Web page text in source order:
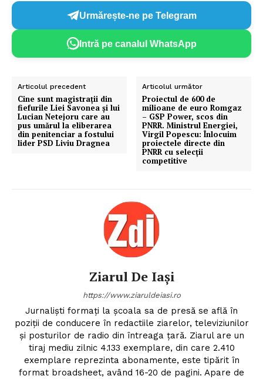
Urmărește-ne pe Telegram
Intră pe canalul WhatsApp
Articolul precedent
Cine sunt magistraţii din
fiefurile Liei Savonea şi lui
Lucian Netejoru care au
pus umărul la eliberarea
din penitenciar a fostului
lider PSD Liviu Dragnea
Articolul următor
Proiectul de 600 de
milioane de euro Romgaz
– GSP Power, scos din
PNRR. Ministrul Energiei,
Virgil Popescu: Înlocuim
proiectele directe din
PNRR cu selecții
competitive
Ziarul De Iași
https://www.ziaruldeiasi.ro
Jurnalişti formaţi la şcoala sa de presă se află în
poziţii de conducere în redactiile ziarelor, televiziunilor
şi posturilor de radio din întreaga ţară. Ziarul are un
tiraj mediu zilnic 4.133 exemplare, din care 2.410
exemplare reprezinta abonamente, este tipărit în
format broadsheet, având 16-20 de pagini. Apare de